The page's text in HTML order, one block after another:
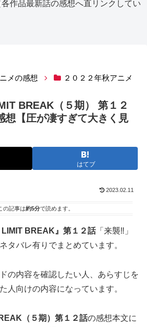
作品最新話の感想へ直リンクしてい
メの感想 ２０２２年秋アニメ
BREAK（５期） 第１２
想【圧が凄すぎて大きく見
はてブ
2023.02.11
の記事は約5分で読めます。
LIMIT BREAK』第１２話「来襲‼」
タバレ有りでまとめています。
の内容を確認したい人、あらすじを
人向けの内容になっています。
（５期）第１２話の感想本文に